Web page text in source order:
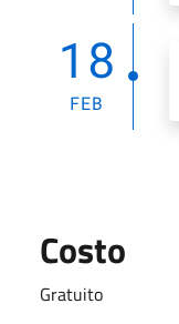
18
FEB
Costo
Gratuito